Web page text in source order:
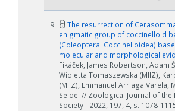
9.
The resurrection of
enigmatic group of coccinelloid
(Coleoptera: Coccinelloidea)
molecular and morphological
Fikáček, James Robertson, Adam
Wioletta Tomaszewska (MIIZ),
(MIIZ), Emmanuel Arriaga Varela,
Seidel // Zoological Journal of the
Society - 2022, 197, 4, s. 1078-